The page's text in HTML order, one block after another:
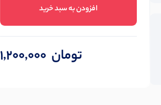
افزودن به سبد خرید
1,200,000 تومان